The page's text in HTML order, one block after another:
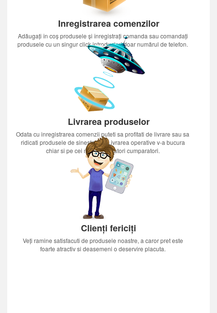
Inregistrarea comenzilor
Adăugați în coș produsele și înregistrați comanda sau comandați
produsele cu un singur click introducînd doar numărul de telefon.
Livrarea produselor
Odata cu inregistrarea comenzii puteti sa profitati de livrare sau sa
ridicati produsele de sinestatator.Livrarea operative v-a bucura
chiar si pe cei mai nerabdatori cumparatori.
Clienți fericiți
Veți ramine satisfacuti de produsele noastre, a caror pret este
foarte atractiv si deasemeni o deservire placuta.